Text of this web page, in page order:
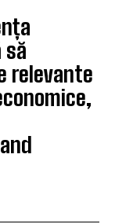
relevante